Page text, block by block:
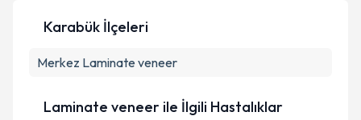
Karabük İlçeleri
Merkez Laminate veneer
Laminate veneer ile İlgili Hastalıklar